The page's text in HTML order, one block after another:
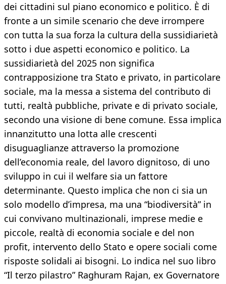
dei cittadini sul piano economico e politico. È di
fronte a un simile scenario che deve irrompere
con tutta la sua forza la cultura della sussidiarietà
sotto i due aspetti economico e politico. La
sussidiarietà del 2025 non significa
contrapposizione tra Stato e privato, in particolare
sociale, ma la messa a sistema del contributo di
tutti, realtà pubbliche, private e di privato sociale,
secondo una visione di bene comune. Essa implica
innanzitutto una lotta alle crescenti
disuguaglianze attraverso la promozione
dell’economia reale, del lavoro dignitoso, di uno
sviluppo in cui il welfare sia un fattore
determinante. Questo implica che non ci sia un
solo modello d’impresa, ma una “biodiversità” in
cui convivano multinazionali, imprese medie e
piccole, realtà di economia sociale e del non
profit, intervento dello Stato e opere sociali come
risposte solidali ai bisogni. Lo indica nel suo libro
“Il terzo pilastro” Raghuram Rajan, ex Governatore